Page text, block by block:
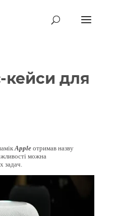
кейси для
Appleотримав назву
можна
задач.